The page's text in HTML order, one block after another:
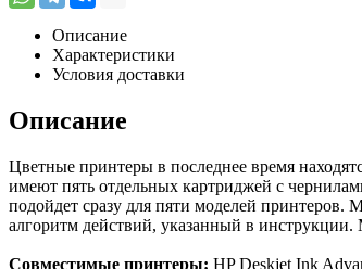
Описание
Характеристики
Условия доставки
Описание
Цветные принтеры в последнее время
имеют пять отдельных картриджей с
подойдет сразу для пяти моделей принтеров.
алгоритм действий, указанный в
Совместимые принтеры: HP Deskjet Ink